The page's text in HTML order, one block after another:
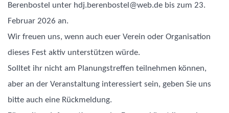
Berenbostel unter hdj.berenbostel@web.de bis zum 23.
Februar 2026 an.
Wir freuen uns, wenn auch euer Verein oder Organisation
dieses Fest aktiv unterstützen würde.
Solltet ihr nicht am Planungstreffen teilnehmen können,
aber an der Veranstaltung interessiert sein, geben Sie uns
bitte auch eine Rückmeldung.